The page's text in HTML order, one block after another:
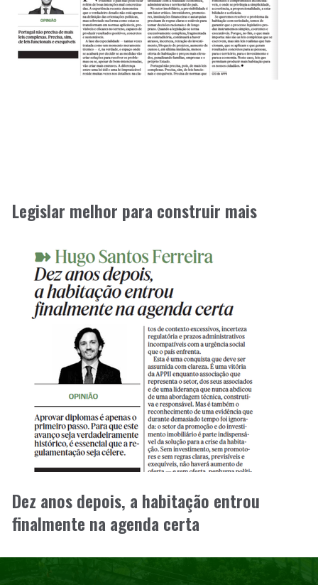
Legislar melhor para construir mais
Dez anos depois, a habitação entrou
finalmente na agenda certa